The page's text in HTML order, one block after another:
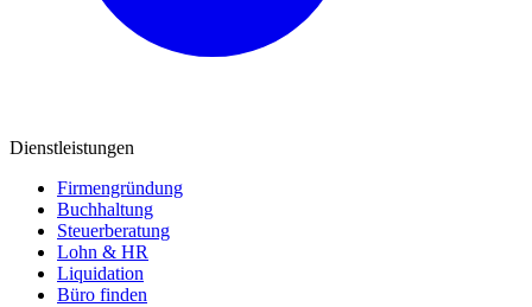
Dienstleistungen
Firmengründung
Buchhaltung
Steuerberatung
Lohn & HR
Liquidation
Büro finden